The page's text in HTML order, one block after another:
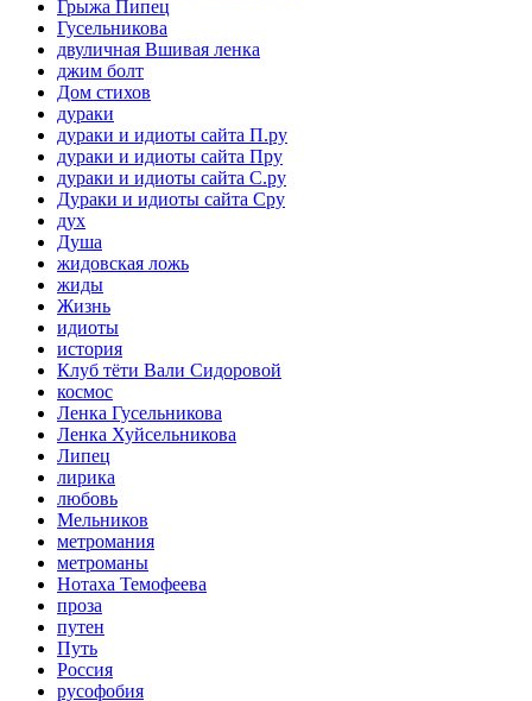
Грыжа Пипец
Гусельникова
двуличная Вшивая ленка
джим болт
Дом стихов
дураки
дураки и идиоты сайта П.ру
дураки и идиоты сайта Пру
дураки и идиоты сайта С.ру
Дураки и идиоты сайта Сру
дух
Душа
жидовская ложь
жиды
Жизнь
идиоты
история
Клуб тёти Вали Сидоровой
космос
Ленка Гусельникова
Ленка Хуйсельникова
Липец
лирика
любовь
Мельников
метромания
метроманы
Нотаха Темофеева
проза
путен
Путь
Россия
русофобия